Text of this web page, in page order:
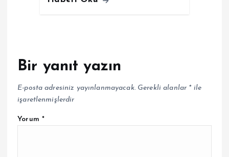
Bir yanıt yazın
E-posta adresiniz yayınlanmayacak. Gerekli alanlar *ile
işaretlenmişlerdir
Yorum *